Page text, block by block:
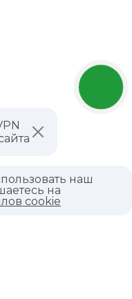
наш
на
cookie